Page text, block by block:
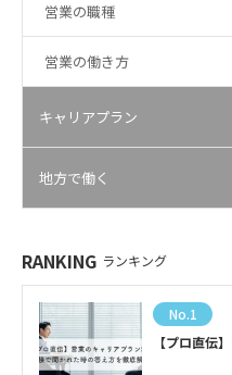
営業の職種
営業の働き方
キャリアプラン
地方で働く
RANKING ランキング
No.1
【プロ直伝